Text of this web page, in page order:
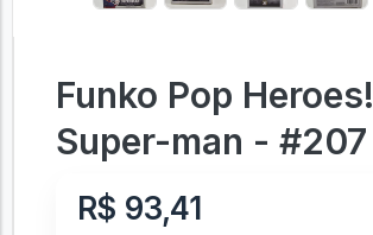
Funko Pop Heroes!
Super-man - #207
R$ 93,41